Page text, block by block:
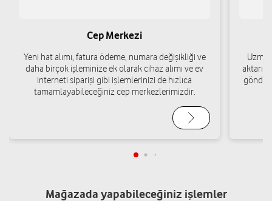
Cep Merkezi
Yeni hat alımı, fatura ödeme, numara değişikliği ve
daha birçok işleminize ek olarak cihaz alımı ve ev
interneti siparişi gibi işlemlerinizi de hızlıca
tamamlayabileceğiniz cep merkezlerimizdir.
Mağazada yapabileceğiniz işlemler